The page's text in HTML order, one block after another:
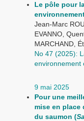
Le pôle pour
Jean-Marc
EVANNO,
MARCHAND,
No 47 (2025):
environnement
9 mai 2025
Pour une
mise en place
du saumon (